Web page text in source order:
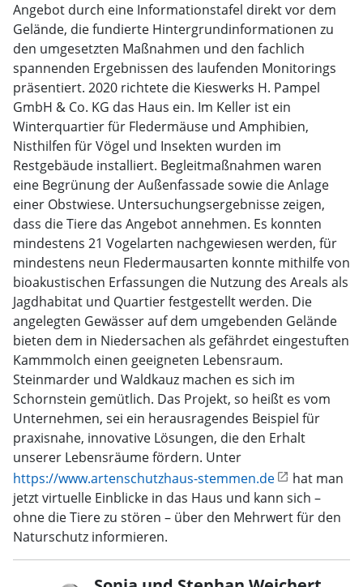
Angebot durch eine Informationstafel direkt vor dem
Gelände, die fundierte Hintergrundinformationen zu
den umgesetzten Maßnahmen und den fachlich
spannenden Ergebnissen des laufenden Monitorings
präsentiert. 2020 richtete die Kieswerks H. Pampel
GmbH & Co. KG das Haus ein. Im Keller ist ein
Winterquartier für Fledermäuse und Amphibien,
Nisthilfen für Vögel und Insekten wurden im
Restgebäude installiert. Begleitmaßnahmen waren
eine Begrünung der Außenfassade sowie die Anlage
einer Obstwiese. Untersuchungsergebnisse zeigen,
dass die Tiere das Angebot annehmen. Es konnten
mindestens 21 Vogelarten nachgewiesen werden, für
mindestens neun Fledermausarten konnte mithilfe von
bioakustischen Erfassungen die Nutzung des Areals als
Jagdhabitat und Quartier festgestellt werden. Die
angelegten Gewässer auf dem umgebenden Gelände
bieten dem in Niedersachen als gefährdet eingestuften
Kammmolch einen geeigneten Lebensraum.
Steinmarder und Waldkauz machen es sich im
Schornstein gemütlich. Das Projekt, so heißt es vom
Unternehmen, sei ein herausragendes Beispiel für
praxisnahe, innovative Lösungen, die den Erhalt
unserer Lebensräume fördern. Unter
https://www.artenschutzhaus-stemmen.de
hat man
jetzt virtuelle Einblicke in das Haus und kann sich –
ohne die Tiere zu stören – über den Mehrwert für den
Naturschutz informieren.